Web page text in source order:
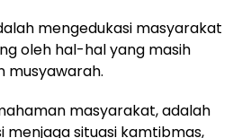
mengedukasi masyarakat
oleh hal-hal yang masih
musyawarah.
masyarakat, adalah
menjaga situasi kamtibmas,